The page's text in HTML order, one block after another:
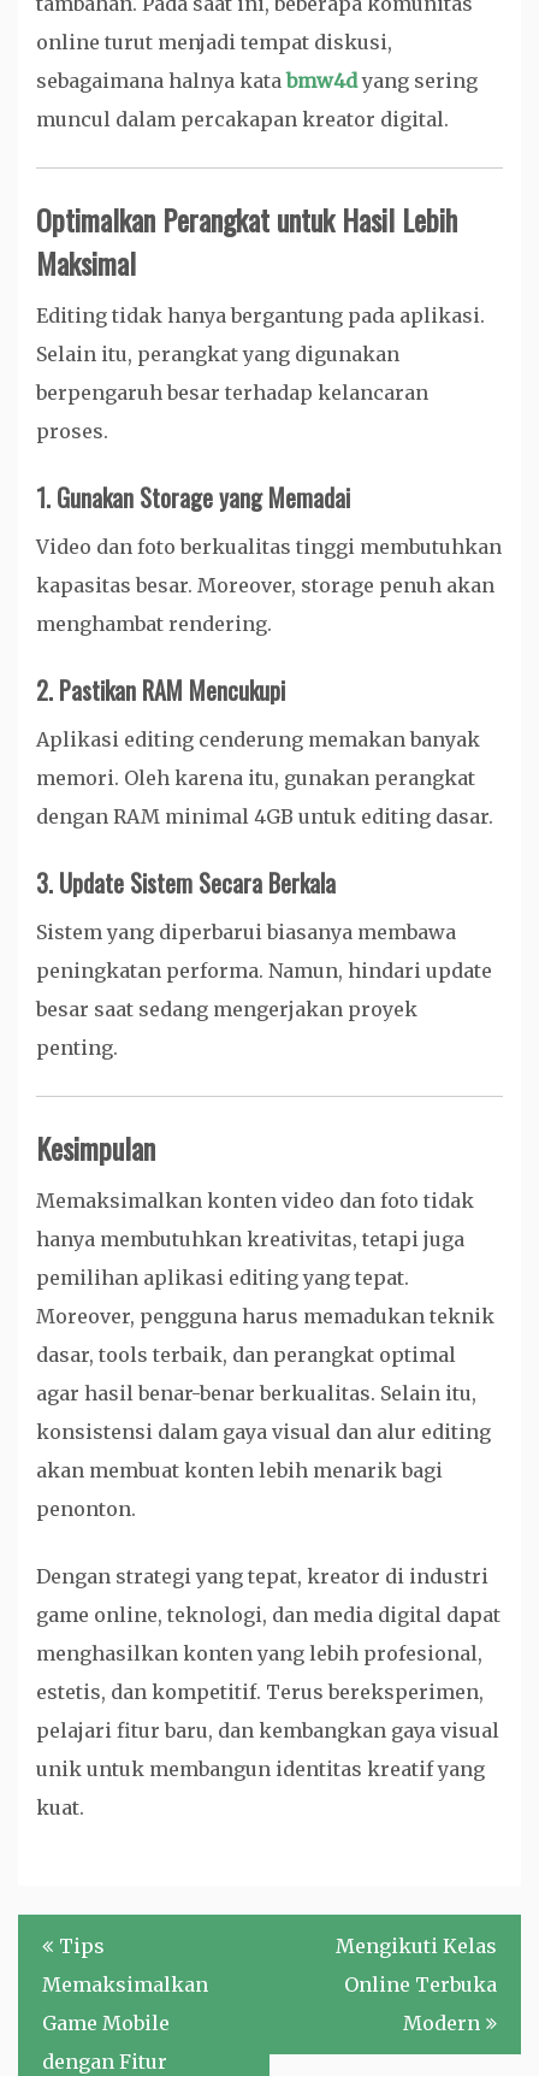
online turut menjadi tempat diskusi,
sebagaimana halnya katabmw4dyang sering
muncul dalam percakapan kreator digital.
Optimalkan Perangkat untuk Hasil Lebih
Maksimal
Editing tidak hanya bergantung pada aplikasi.
Selain itu, perangkat yang digunakan
berpengaruh besar terhadap kelancaran
proses.
1. Gunakan Storage yang Memadai
Video dan foto berkualitas tinggi membutuhkan
kapasitas besar. Moreover, storage penuh akan
menghambat rendering.
2. Pastikan RAM Mencukupi
Aplikasi editing cenderung memakan banyak
memori. Oleh karena itu, gunakan perangkat
dengan RAM minimal 4GB untuk editing dasar.
3. Update Sistem Secara Berkala
Sistem yang diperbarui biasanya membawa
peningkatan performa. Namun, hindari update
besar saat sedang mengerjakan proyek
penting.
Kesimpulan
Memaksimalkan konten video dan foto tidak
hanya membutuhkan kreativitas, tetapi juga
pemilihan aplikasi editing yang tepat.
Moreover, pengguna harus memadukan teknik
dasar, tools terbaik, dan perangkat optimal
agar hasil benar-benar berkualitas. Selain itu,
konsistensi dalam gaya visual dan alur editing
akan membuat konten lebih menarik bagi
penonton.
Dengan strategi yang tepat, kreator di industri
game online, teknologi, dan media digital dapat
menghasilkan konten yang lebih profesional,
estetis, dan kompetitif. Terus bereksperimen,
pelajari fitur baru, dan kembangkan gaya visual
unik untuk membangun identitas kreatif yang
kuat.
Navigasi
pos
Tips
Memaksimalkan
Game Mobile
dengan Fitur
Mengikuti Kelas
Online Terbuka
Modern